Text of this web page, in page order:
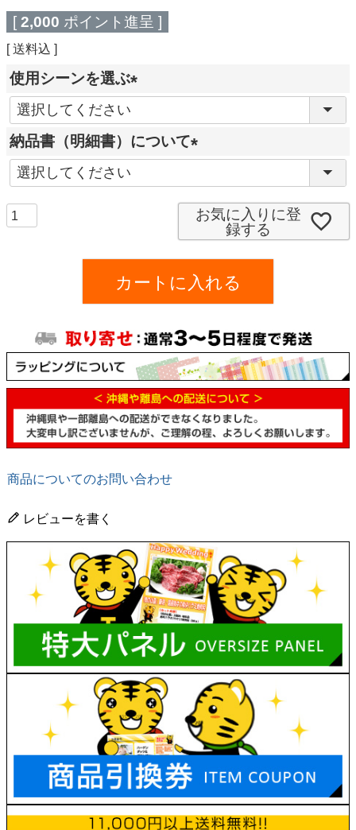
[ 2,000 ポイント進呈 ]
送料込
使用シーンを選ぶ
必
須
納品書（明細書）について
必
須
)
お気に入りに登
録する
カートに入れる
商品についてのお問い合わせ
レビューを書く